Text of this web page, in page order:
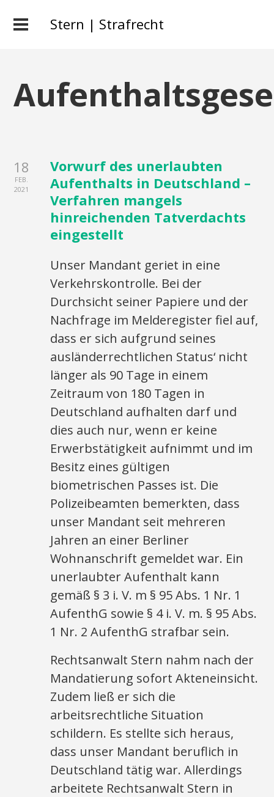
Stern | Strafrecht
18
FEB.
2021
Vorwurf des unerlaubten
Aufenthalts in Deutschland –
Verfahren mangels
hinreichenden Tatverdachts
eingestellt
Unser Mandant geriet in eine
Verkehrskontrolle. Bei der
Durchsicht seiner Papiere und der
Nachfrage im Melderegister fiel auf,
dass er sich aufgrund seines
ausländerrechtlichen Status‘ nicht
länger als 90 Tage in einem
Zeitraum von 180 Tagen in
Deutschland aufhalten darf und
dies auch nur, wenn er keine
Erwerbstätigkeit aufnimmt und im
Besitz eines gültigen
biometrischen Passes ist. Die
Polizeibeamten bemerkten, dass
unser Mandant seit mehreren
Jahren an einer Berliner
Wohnanschrift gemeldet war. Ein
unerlaubter Aufenthalt kann
gemäß § 3 i. V. m § 95 Abs. 1 Nr. 1
AufenthG sowie § 4 i. V. m. § 95 Abs.
1 Nr. 2 AufenthG strafbar sein.
Rechtsanwalt Stern nahm nach der
Mandatierung sofort Akteneinsicht.
Zudem ließ er sich die
arbeitsrechtliche Situation
schildern. Es stellte sich heraus,
dass unser Mandant beruflich in
Deutschland tätig war. Allerdings
arbeitete Rechtsanwalt Stern in